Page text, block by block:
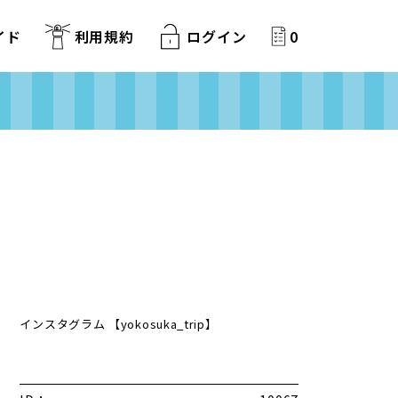
ド 利用規約 ログイン 0
インスタグラム 【yokosuka_trip】